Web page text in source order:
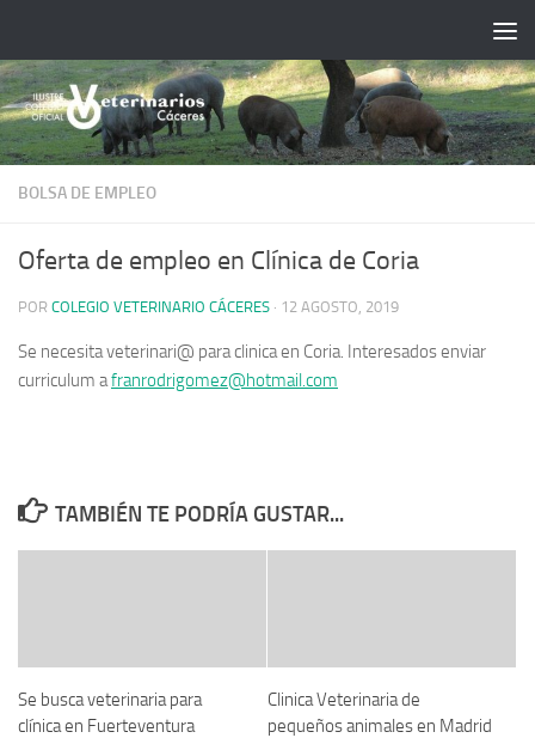
BOLSA DE EMPLEO
Oferta de empleo en Clínica de Coria
POR COLEGIO VETERINARIO CÁCERES · 12 AGOSTO, 2019
Se necesita veterinari@ para clinica en Coria. Interesados enviar
curriculum afranrodrigomez@hotmail.com
TAMBIÉN TE PODRÍA GUSTAR...
Se busca veterinaria para
clínica en Fuerteventura
Clinica Veterinaria de
pequeños animales en Madrid